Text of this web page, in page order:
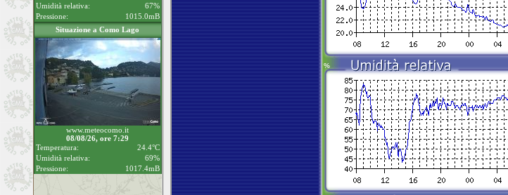
Umidità relativa:
67%
Pressione:
1015.0mB
Situazione a Como Lago
www.meteocomo.it
08/08/26, ore 7:29
Temperatura:
24.4°C
Umidità relativa:
69%
Pressione:
1017.4mB